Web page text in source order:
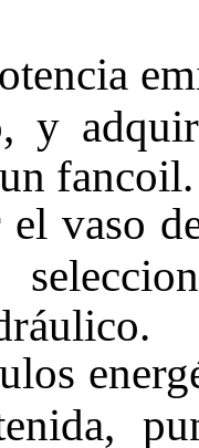
y
fancoil.
vaso